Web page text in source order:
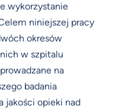
wykorzystanie
niniejszej pracy
okresów
w szpitalu
na
badania
jakości opieki nad